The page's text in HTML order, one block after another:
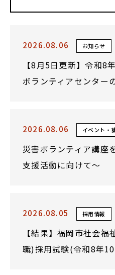
2026.08.06 お知らせ
【8月5日更新】令和8
ボランティアセンター
2026.08.06 イベント・
災害ボランティア講座
支援活動に向けて～
2026.08.05 採用情報
【結果】福岡市社会
職)採用試験(令和8年